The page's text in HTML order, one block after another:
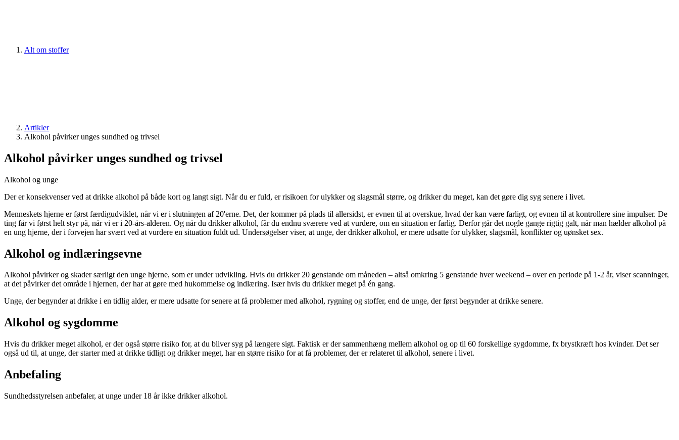
Alt om stoffer
Artikler
Alkohol påvirker unges sundhed og trivsel
Alkohol påvirker unges sundhed og trivsel
Alkohol og unge
Der er konsekvenser ved at drikke alkohol på både kort og langt sigt. Når du er fuld, er risikoen for ulykker og slagsmål større, og drikker du meget, kan det gøre dig syg senere i livet.
Menneskets hjerne er først færdigudviklet, når vi er i slutningen af 20'erne. Det, der kommer på plads til allersidst, er evnen til at overskue, hvad der kan være farligt, og evnen til at kontrollere sine impulser. De
ting får vi først helt styr på, når vi er i 20-års-alderen. Og når du drikker alkohol, får du endnu sværere ved at vurdere, om en situation er farlig. Derfor går det nogle gange rigtig galt, når man hælder alkohol på
en ung hjerne, der i forvejen har svært ved at vurdere en situation fuldt ud. Undersøgelser viser, at unge, der drikker alkohol, er mere udsatte for ulykker, slagsmål, konflikter og uønsket sex.
Alkohol og indlæringsevne
Alkohol påvirker og skader særligt den unge hjerne, som er under udvikling. Hvis du drikker 20 genstande om måneden – altså omkring 5 genstande hver weekend – over en periode på 1-2 år, viser scanninger,
at det påvirker det område i hjernen, der har at gøre med hukommelse og indlæring. Især hvis du drikker meget på én gang.
Unge, der begynder at drikke i en tidlig alder, er mere udsatte for senere at få problemer med alkohol, rygning og stoffer, end de unge, der først begynder at drikke senere.
Alkohol og sygdomme
Hvis du drikker meget alkohol, er der også større risiko for, at du bliver syg på længere sigt. Faktisk er der sammenhæng mellem alkohol og op til 60 forskellige sygdomme, fx brystkræft hos kvinder. Det ser
også ud til, at unge, der starter med at drikke tidligt og drikker meget, har en større risiko for at få problemer, der er relateret til alkohol, senere i livet.
Anbefaling
Sundhedsstyrelsen anbefaler, at unge under 18 år ikke drikker alkohol.